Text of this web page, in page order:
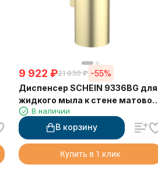
9 922 ₽21 830 ₽ -55%
Диспенсер SCHEIN 9336BG для
жидкого мыла к стене матовое
золото
В наличии
В корзину
Купить в 1 клик